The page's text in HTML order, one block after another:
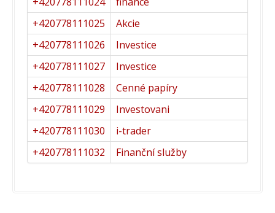
+420778111025
Akcie
+420778111026
Investice
+420778111027
Investice
+420778111028
Cenné papíry
+420778111029
Investovani
+420778111030
i-trader
+420778111032
Finanční služby